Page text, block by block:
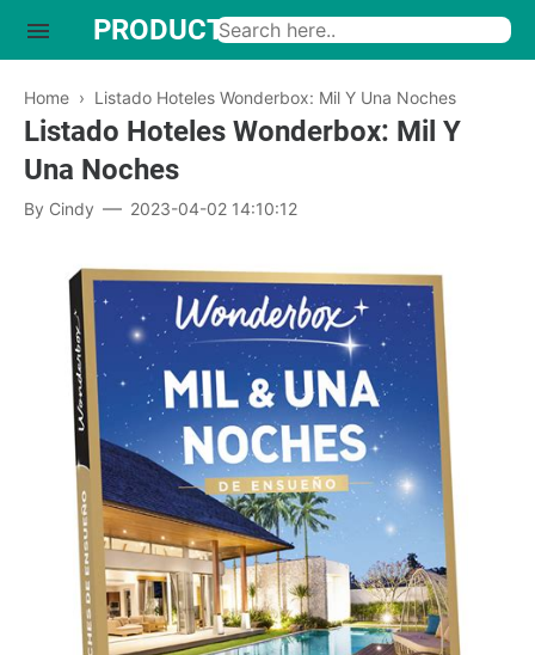
Home › Listado Hoteles Wonderbox: Mil Y Una Noches
Listado Hoteles Wonderbox: Mil Y
Una Noches
By Cindy 2023-04-02 14:10:12